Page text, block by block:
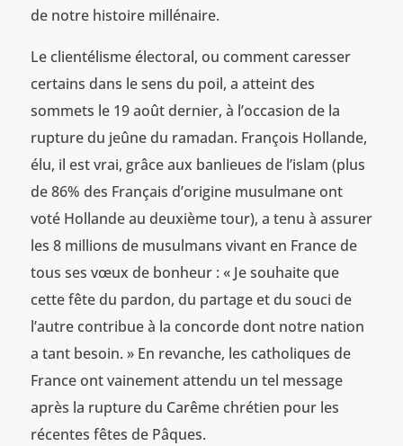
de notre histoire millénaire.
Le clientélisme électoral, ou comment caresser
certains dans le sens du poil, a atteint des
sommets le 19 août dernier, à l’occasion de la
rupture du jeûne du ramadan. François Hollande,
élu, il est vrai, grâce aux banlieues de l’islam (plus
de 86% des Français d’origine musulmane ont
voté Hollande au deuxième tour), a tenu à assurer
les 8 millions de musulmans vivant en France de
tous ses vœux de bonheur : « Je souhaite que
cette fête du pardon, du partage et du souci de
l’autre contribue à la concorde dont notre nation
a tant besoin. » En revanche, les catholiques de
France ont vainement attendu un tel message
après la rupture du Carême chrétien pour les
récentes fêtes de Pâques.